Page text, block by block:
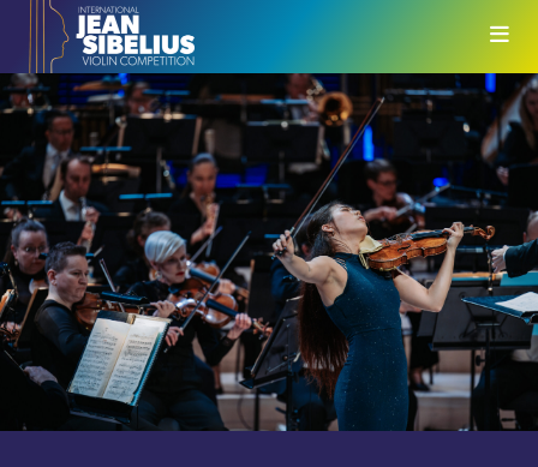
Skip to content